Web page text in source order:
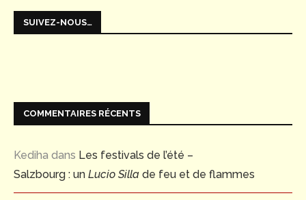
SUIVEZ-NOUS…
COMMENTAIRES RÉCENTS
Kediha dans Les festivals de l’été –
Salzbourg : un Lucio Silla de feu et de flammes